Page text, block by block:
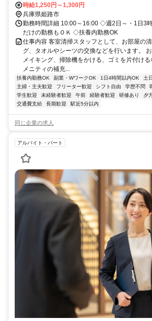
時給1,250円～1,300円
兵庫県姫路市
勤務時間詳細 10:00～16:00 ◇週2日～・1日3
だけの勤務もＯＫ ◇扶養内勤務OK
仕事内容 客室清掃スタッフとして、お部屋の
グ、タオルやシーツの交換などを行います。
メイキング、掃除機をかける、ゴミを片付け
メニティの補充...
扶養内勤務OK 副業・WワークOK 1日4時間以内OK
土
主婦・主夫歓迎
フリーター歓迎 シフト自由 学歴不問
学生歓迎
未経験者歓迎 午前 経験者歓迎 研修あり 夕
交通費支給
長期歓迎 駅近5分以内
同じ企業の求人
アルバイト・パート